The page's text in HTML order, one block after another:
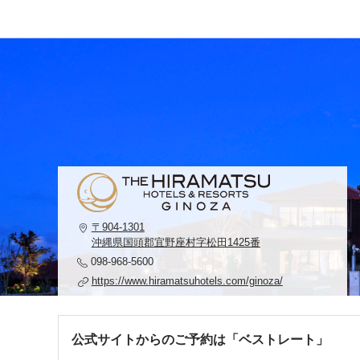
〒904-1301
沖縄県国頭郡宜野座村字松田1425番
098-968-5600
https://www.hiramatsuhotels.com/ginoza/
公式サイトからのご予約は「ベストレート」